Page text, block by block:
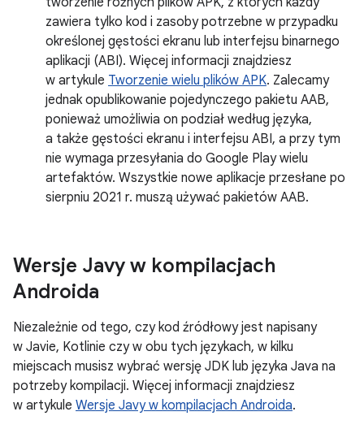
zawiera tylko kod i zasoby potrzebne w przypadku
określonej gęstości ekranu lub interfejsu binarnego
aplikacji (ABI). Więcej informacji znajdziesz
w artykule Tworzenie wielu plików APK. Zalecamy
jednak opublikowanie pojedynczego pakietu AAB,
ponieważ umożliwia on podział według języka,
a także gęstości ekranu i interfejsu ABI, a przy tym
nie wymaga przesyłania do Google Play wielu
artefaktów. Wszystkie nowe aplikacje przesłane po
sierpniu 2021 r. muszą używać pakietów AAB.
Wersje Javy w kompilacjach
Androida
Niezależnie od tego, czy kod źródłowy jest napisany
w Javie, Kotlinie czy w obu tych językach, w kilku
miejscach musisz wybrać wersję JDK lub języka Java na
potrzeby kompilacji. Więcej informacji znajdziesz
w artykule Wersje Javy w kompilacjach Androida.